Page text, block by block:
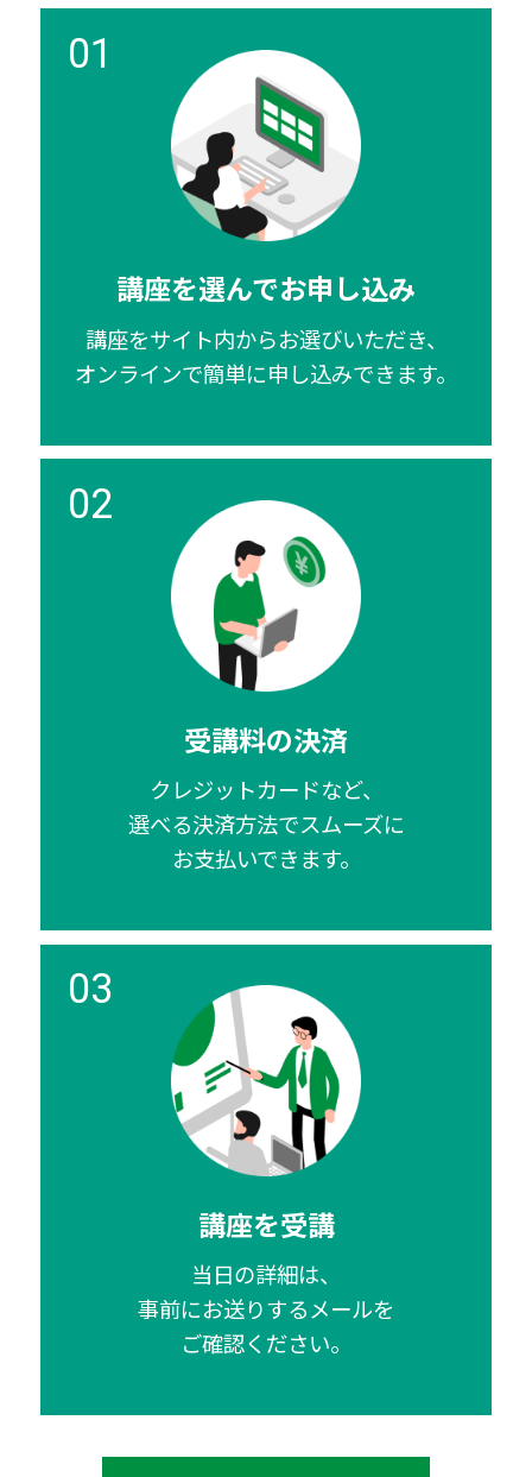
01
講座を選んでお申し込み
講座をサイト内からお選びいただき、
オンラインで簡単に申し込みできます。
02
受講料の決済
クレジットカードなど、
選べる決済方法でスムーズに
お支払いできます。
03
講座を受講
当日の詳細は、
事前にお送りするメールを
ご確認ください。